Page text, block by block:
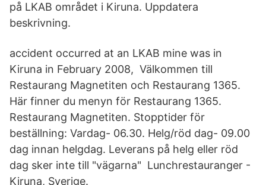
på LKAB området i Kiruna. Uppdatera
beskrivning.
accident occurred at an LKAB mine was in
Kiruna in February 2008, Välkommen till
Restaurang Magnetiten och Restaurang 1365.
Här finner du menyn för Restaurang 1365.
Restaurang Magnetiten. Stopptider för
beställning: Vardag- 06.30. Helg/röd dag- 09.00
dag innan helgdag. Leverans på helg eller röd
dag sker inte till "vägarna" Lunchrestauranger -
Kiruna, Sverige.